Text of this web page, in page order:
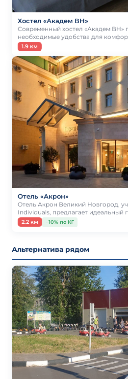
Хостел «Академ ВН»
Современный хостел «Академ ВН»
необходимые удобства для
1.9 км
Отель «Акрон»
Отель Акрон Великий Новгород,
Individuals, предлагает идеальный
2.2 км −10% по КГ
Альтернатива рядом